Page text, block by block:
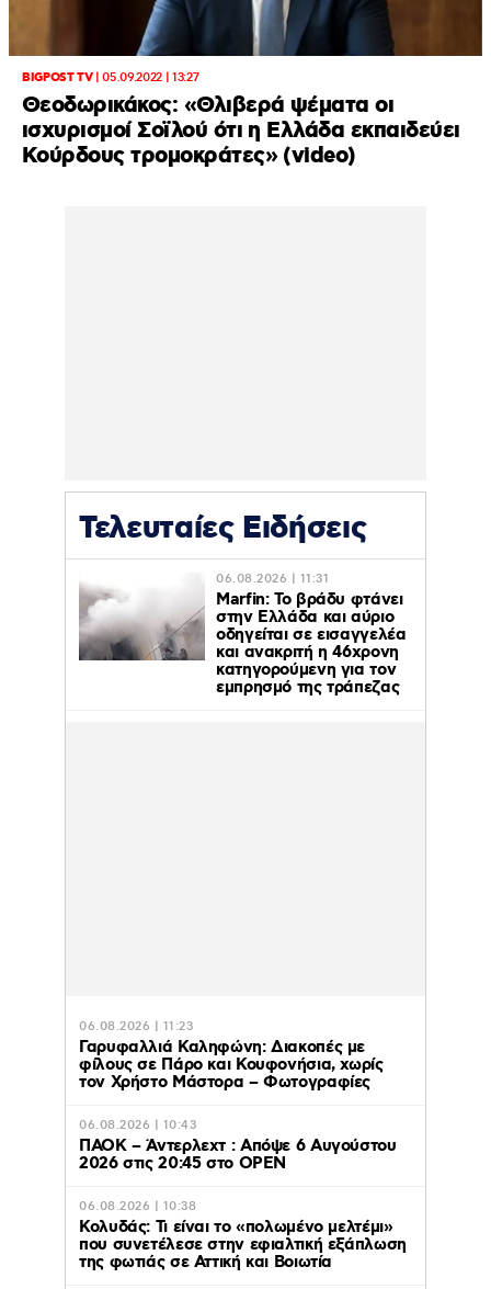
BIGPOST TV|05.09.2022 | 13:27
Θεοδωρικάκος: «Θλιβερά ψέματα οι
ισχυρισμοί Σοϊλού ότι η Ελλάδα εκπαιδεύει
Κούρδους τρομοκράτες» (video)
Τελευταίες Ειδήσεις
06.08.2026 | 11:31
Marfin: Το βράδυ φτάνει
στην Ελλάδα και αύριο
οδηγείται σε εισαγγελέα
και ανακριτή η 46χρονη
κατηγορούμενη για τον
εμπρησμό της τράπεζας
06.08.2026 | 11:23
Γαρυφαλλιά Καληφώνη: Διακοπές με
φίλους σε Πάρο και Κουφονήσια, χωρίς
τον Χρήστο Μάστορα – Φωτογραφίες
06.08.2026 | 10:43
ΠΑΟΚ – Άντερλεχτ : Απόψε 6 Αυγούστου
2026 στις 20:45 στο ΟΡΕΝ
06.08.2026 | 10:38
Κολυδάς: Τι είναι το «πολωμένο μελτέμι»
που συνετέλεσε στην εφιαλτική εξάπλωση
της φωτιάς σε Αττική και Βοιωτία